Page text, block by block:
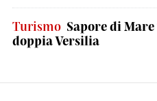
Turismo Sapore di
doppia Versilia